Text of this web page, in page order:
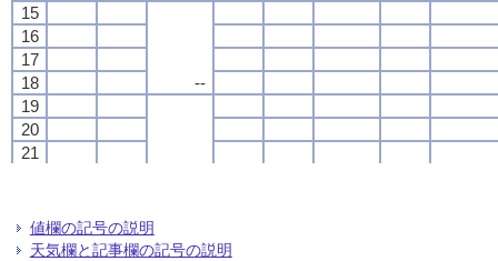
15
--
16
17
18
19
20
21
24
15
--
16
17
18
19
20
21
24
15
--
16
17
18
19
20
21
24
15
--
16
17
18
19
20
21
24
値欄の記号の説明
天気欄と記事欄の記号の説明